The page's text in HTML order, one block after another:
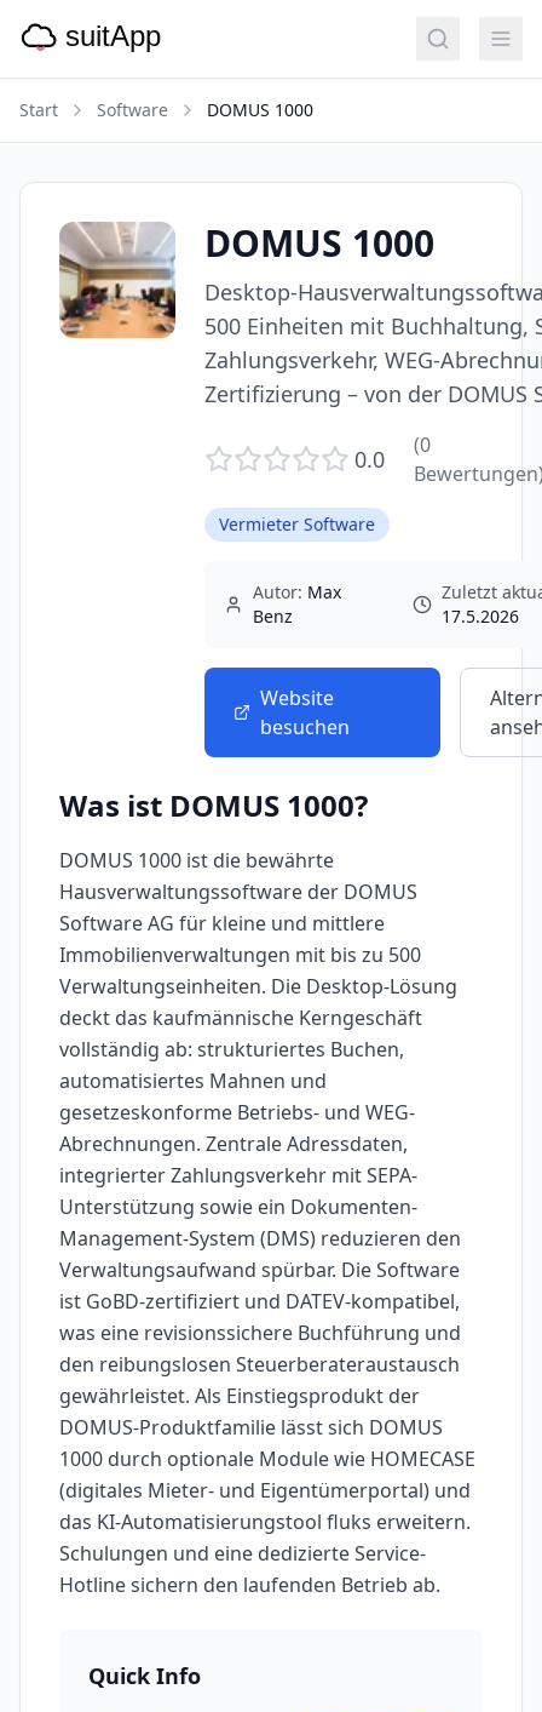
Start Software DOMUS 1000
DOMUS 1000
Desktop-
500 Einheiten mit Buchhaltung,
Zahlungsverkehr, WEG-
Zertifizierung – von der DOMUS
0.0 (0
Vermieter Software
Autor: Max
Benz
Zuletzt
17.5.2026
Website
besuchen
Was ist DOMUS 1000?
DOMUS 1000 ist die bewährte
Hausverwaltungssoftware der DOMUS
Software AG für kleine und mittlere
Immobilienverwaltungen mit bis zu 500
Verwaltungseinheiten. Die Desktop-Lösung
deckt das kaufmännische Kerngeschäft
vollständig ab: strukturiertes Buchen,
automatisiertes Mahnen und
gesetzeskonforme Betriebs- und WEG-
Abrechnungen. Zentrale Adressdaten,
integrierter Zahlungsverkehr mit SEPA-
Unterstützung sowie ein Dokumenten-
Management-System (DMS) reduzieren den
Verwaltungsaufwand spürbar. Die Software
ist GoBD-zertifiziert und DATEV-kompatibel,
was eine revisionssichere Buchführung und
den reibungslosen Steuerberateraustausch
gewährleistet. Als Einstiegsprodukt der
DOMUS-Produktfamilie lässt sich DOMUS
1000 durch optionale Module wie HOMECASE
(digitales Mieter- und Eigentümerportal) und
das KI-Automatisierungstool fluks erweitern.
Schulungen und eine dedizierte Service-
Hotline sichern den laufenden Betrieb ab.
Quick Info